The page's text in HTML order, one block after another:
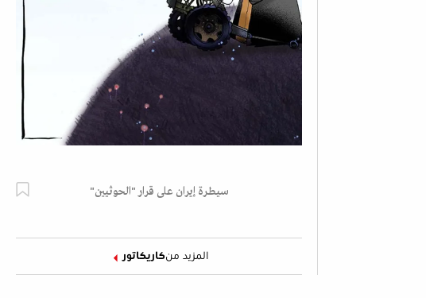
سيطرة إيران على قرار "الحوثيين"
المزيد منكاريكاتور